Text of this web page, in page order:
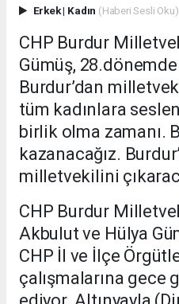
Erkek| Kadın (Haberi Sesli Oku)
CHP Burdur
Gümüş,
Burdur’dan
tüm kadınlara
birlik olma zamanı.
kazanacağız.
milletvekilini
CHP Burdur
Akbulut ve Hülya
CHP İl ve İlçe
çalışmalarına gece